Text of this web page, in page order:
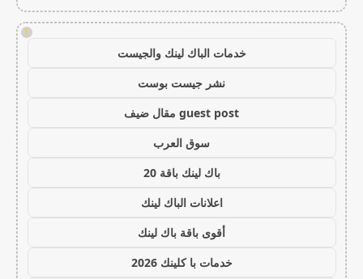
!
خدمات الباك لينك والجيست
نشر جيست بوست
guest post مقال ضيف
سوق العرب
باك لينك باقة 20
اعلانات الباك لينك
أقوى باقة باك لينك
خدمات با كلينك 2026